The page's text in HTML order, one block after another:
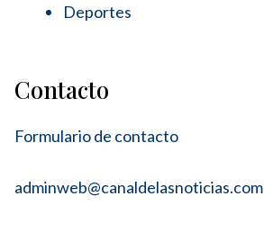
Deportes
Contacto
Formulario de contacto
adminweb@canaldelasnoticias.com